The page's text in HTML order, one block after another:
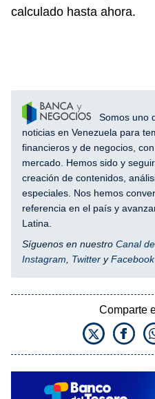
calculado hasta ahora.
Somos uno
noticias en Venezuela para
financieros y de negocios,
mercado. Hemos sido y
creación de contenidos,
especiales. Nos hemos
referencia en el país y
Latina.
Síguenos en nuestro Canal
Instagram
Twitter yFacebook
Comparte